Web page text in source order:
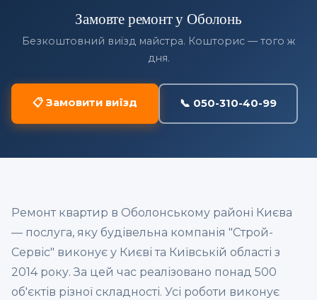
Замовте ремонт у Оболонь
Безкоштовний виїзд майстра. Кошторис — того ж
дня.
📋 Замовити виїзд 📞 050-310-40-99
Ремонт квартир в Оболонському районі Києва
— послуга, яку будівельна компанія "Строй-
Сервіс" виконує у Києві та Київській області з
2014 року. За цей час реалізовано понад 500
об'єктів різної складності. Усі роботи виконує